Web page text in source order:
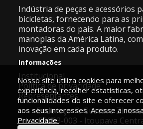
Indústria de peças e acessórios
bicicletas, fornecendo para as
montadoras do país. A maior
manoplas da América Latina,
inovação em cada produto.
Informações
Institucional
Política de privacidade
Representantes
Endereço: R. Gustavo
89063-003 - Itoupava
Nosso site utiliza cookies para
experiência, recolher estatísticas,
funcionalidades do site e oferecer
aos seus interesses. Acesse a
Privacidade.